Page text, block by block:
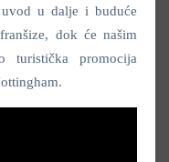
u dalje i buduće
dok će našim
turistička promocija